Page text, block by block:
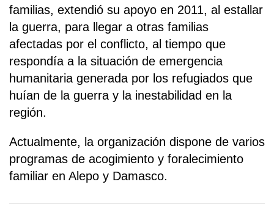
familias, extendió su apoyo en 2011, al estallar
la guerra, para llegar a otras familias
afectadas por el conflicto, al tiempo que
respondía a la situación de emergencia
humanitaria generada por los refugiados que
huían de la guerra y la inestabilidad en la
región.
Actualmente, la organización dispone de varios
programas de acogimiento y foralecimiento
familiar en Alepo y Damasco.